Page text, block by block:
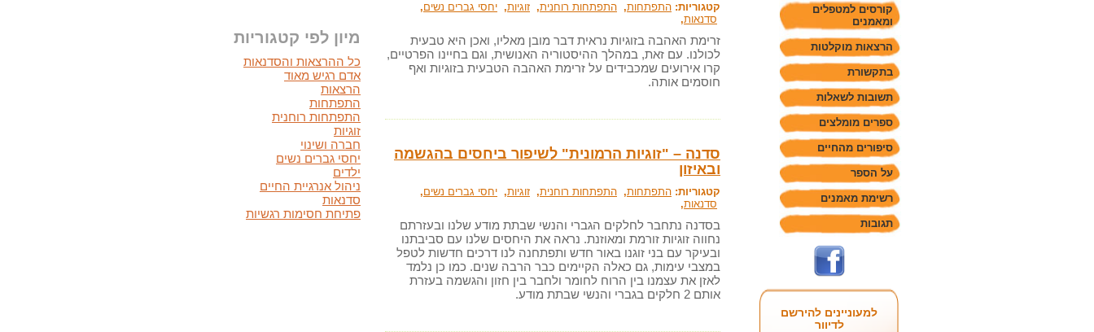
קטגוריות: התפתחות, התפתחות רוחנית, זוגיות, יחסי גברים נשים,
סדנאות,
זרימת האהבה בזוגיות נראית דבר מובן מאליו, ואכן היא טבעית
לכולנו. עם זאת, במהלך ההיסטוריה האנושית, וגם בחיינו הפרטיים,
קרו אירועים שמכבידים על זרימת האהבה הטבעית בזוגיות ואף
חוסמים אותה.
סדנה – "זוגיות הרמונית" לשיפור ביחסים בהגשמה
ובאיזון
קטגוריות: התפתחות, התפתחות רוחנית, זוגיות, יחסי גברים נשים,
סדנאות,
בסדנה נתחבר לחלקים הגברי והנשי שבתת מודע שלנו ובעזרתם
נחווה זוגיות זורמת ומאוזנת. נראה את היחסים שלנו עם סביבתנו
ובעיקר עם בני זוגנו באור חדש ותפתחנה לנו דרכים חדשות לטפל
במצבי עימות, גם כאלה הקיימים כבר הרבה שנים. כמו כן נלמד
לאזן את עצמנו בין הרוח לחומר ולחבר בין חזון והגשמה בעזרת
אותם 2 חלקים בגברי והנשי שבתת מודע.
מיון לפי קטגוריות
כל ההרצאות והסדנאות
אדם רגיש מאוד
הרצאות
התפתחות
התפתחות רוחנית
זוגיות
חברה ושינוי
יחסי גברים נשים
ילדים
ניהול אנרגיית החיים
סדנאות
פתיחת חסימות רגשיות
קורסים למטפלים
ומאמנים
הרצאות מוקלטות
בתקשורת
תשובות לשאלות
ספרים מומלצים
סיפורים מהחיים
על הספר
רשימת מאמנים
תגובות
למעוניינים להירשם
לדיוור